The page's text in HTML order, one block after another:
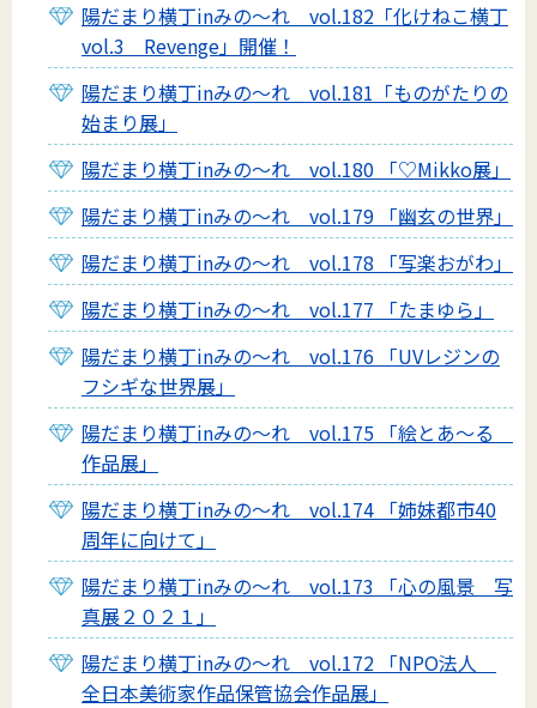
陽だまり横丁inみの～れ vol.182「化けねこ横丁
vol.3 Revenge」開催！
陽だまり横丁inみの～れ vol.181「ものがたりの
始まり展」
陽だまり横丁inみの～れ vol.180 「♡Mikko展」
陽だまり横丁inみの～れ vol.179 「幽玄の世界」
陽だまり横丁inみの～れ vol.178 「写楽おがわ」
陽だまり横丁inみの～れ vol.177 「たまゆら」
陽だまり横丁inみの～れ vol.176 「UVレジンの
フシギな世界展」
陽だまり横丁inみの～れ vol.175 「絵とあ～る
作品展」
陽だまり横丁inみの～れ vol.174 「姉妹都市40
周年に向けて」
陽だまり横丁inみの～れ vol.173 「心の風景 写
真展２０２１」
陽だまり横丁inみの～れ vol.172 「NPO法人
全日本美術家作品保管協会作品展」